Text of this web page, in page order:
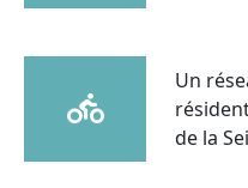
Un
de la